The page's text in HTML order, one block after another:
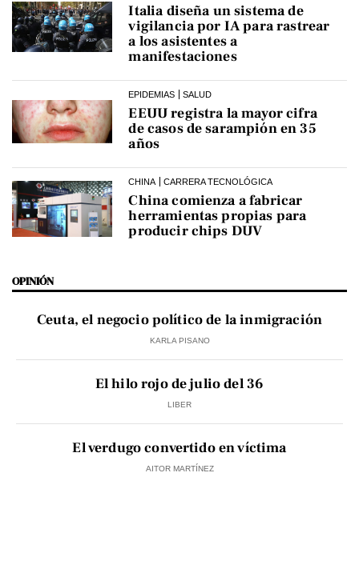
Italia diseña un sistema de
vigilancia por IA para rastrear
a los asistentes a
manifestaciones
EPIDEMIAS SALUD
EEUU registra la mayor cifra
de casos de sarampión en 35
años
CHINA CARRERA TECNOLÓGICA
China comienza a fabricar
herramientas propias para
producir chips DUV
OPINIÓN
Ceuta, el negocio político de la inmigración
KARLA PISANO
El hilo rojo de julio del 36
LIBER
El verdugo convertido en víctima
AITOR MARTÍNEZ